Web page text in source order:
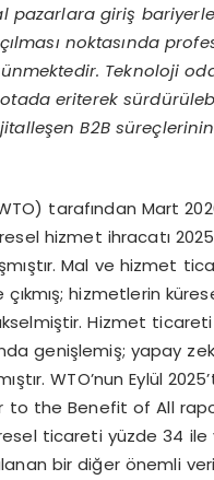
pazarlara giriş
noktasında
Teknoloji
eriterek
en B2B
tarafından Mart
hizmet ihracatı 2025
Mal ve hizmet
hizmetlerin
Hizmet
genişlemiş; yapay
WTO’nun Eylül
to the Benefit of All
ticareti yüzde 34
bir diğer önemli